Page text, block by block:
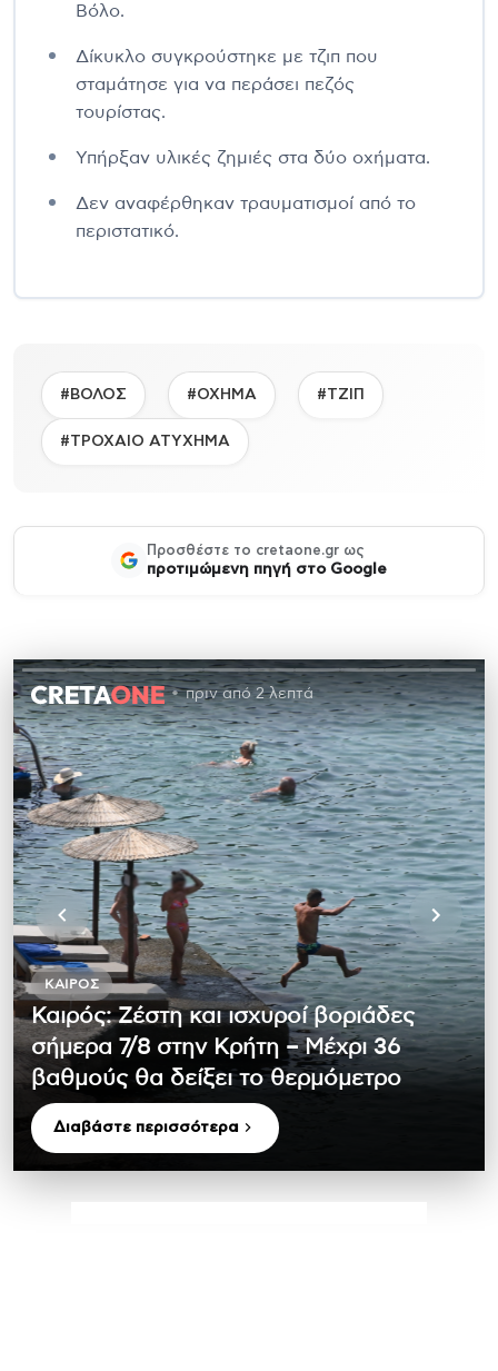
Βόλο.
Δίκυκλο συγκρούστηκε με τζιπ που
σταμάτησε για να περάσει πεζός
τουρίστας.
Υπήρξαν υλικές ζημιές στα δύο οχήματα.
Δεν αναφέρθηκαν τραυματισμοί από το
περιστατικό.
#ΒΟΛΟΣ #ΟΧΗΜΑ #ΤΖΙΠ
#ΤΡΟΧΑΙΟ ΑΤΥΧΗΜΑ
Προσθέστε το cretaone.gr ως
προτιμώμενη πηγή στο Google
πριν από 2 λεπτά
ΚΑΙΡΌΣ
Καιρός: Ζέστη και ισχυροί βοριάδες
σήμερα 7/8 στην Κρήτη – Μέχρι 36
βαθμούς θα δείξει το θερμόμετρο
Διαβάστε περισσότερα